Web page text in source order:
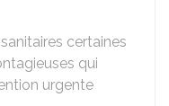
certaines
qui
urgente